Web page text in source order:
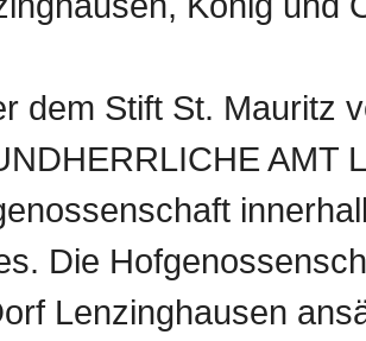
dem Stift St. Mauritz
AMT
Die
Lenzinghausen